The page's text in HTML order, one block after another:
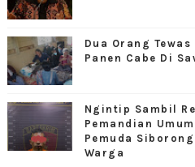
Dua Orang
Panen Cabe Di
Ngintip Sambil
Pemandian
Pemuda
Warga